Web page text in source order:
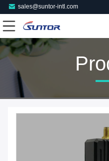
sales@suntor-intl.com